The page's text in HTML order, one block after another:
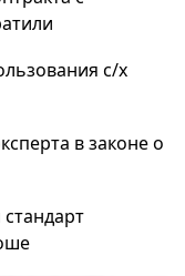
с/х
в законе о